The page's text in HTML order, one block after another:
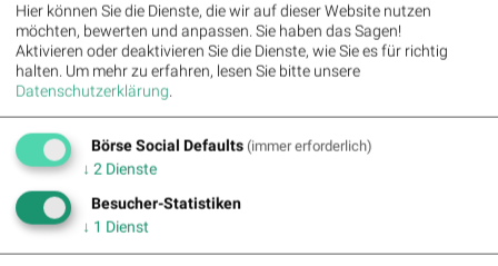
12.03.2020 -9.22%
18.03.2020 -7.22%
Pics
Hier können Sie die Dienste, die wir auf dieser Website nutzen
möchten, bewerten und anpassen. Sie haben das Sagen!
Aktivieren oder deaktivieren Sie die Dienste, wie Sie es für richtig
halten. Um mehr zu erfahren, lesen Sie bitte unsere
Datenschutzerklärung.
Börse Social Defaults (immer erforderlich)
↓ 2 Dienste
Besucher-Statistiken
↓ 1 Dienst